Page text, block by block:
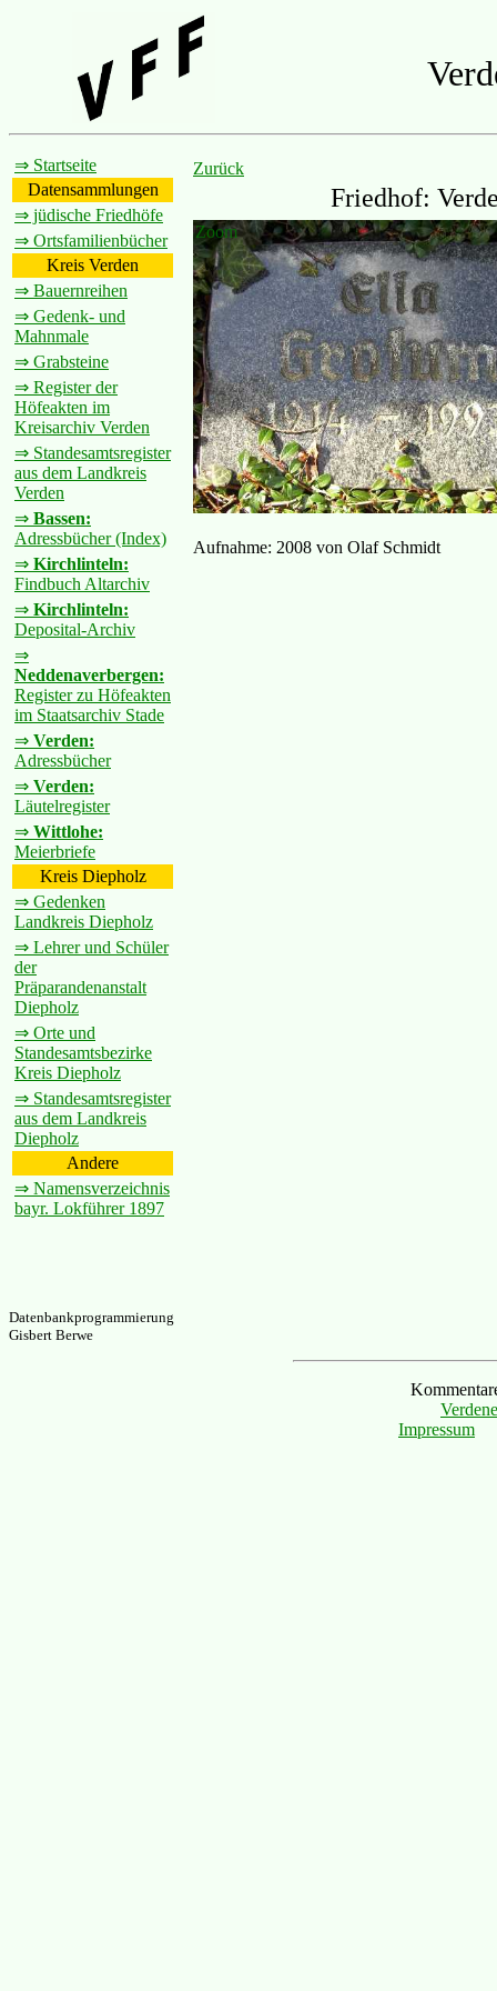
⇒ Startseite
Datensammlungen
⇒ jüdische Friedhöfe
⇒ Ortsfamilienbücher
Kreis Verden
⇒ Bauernreihen
⇒ Gedenk- und
Mahnmale
⇒ Grabsteine
⇒ Register der
Höfeakten im
Kreisarchiv Verden
⇒ Standesamtsregister
aus dem Landkreis
Verden
⇒ Bassen:
Adressbücher (Index)
⇒ Kirchlinteln:
Findbuch Altarchiv
⇒ Kirchlinteln:
Deposital-Archiv
⇒
Neddenaverbergen:
Register zu Höfeakten
im Staatsarchiv Stade
⇒ Verden:
Adressbücher
⇒ Verden:
Läutelregister
⇒ Wittlohe:
Meierbriefe
Kreis Diepholz
⇒ Gedenken
Landkreis Diepholz
⇒ Lehrer und Schüler
der
Präparandenanstalt
Diepholz
⇒ Orte und
Standesamtsbezirke
Kreis Diepholz
⇒ Standesamtsregister
aus dem Landkreis
Diepholz
Andere
⇒ Namensverzeichnis
bayr. Lokführer 1897
Zurück
Friedhof:
Zoom
Aufnahme: 2008 von Olaf Schmidt
Datenbankprogrammierung
Gisbert Berwe
Impressum